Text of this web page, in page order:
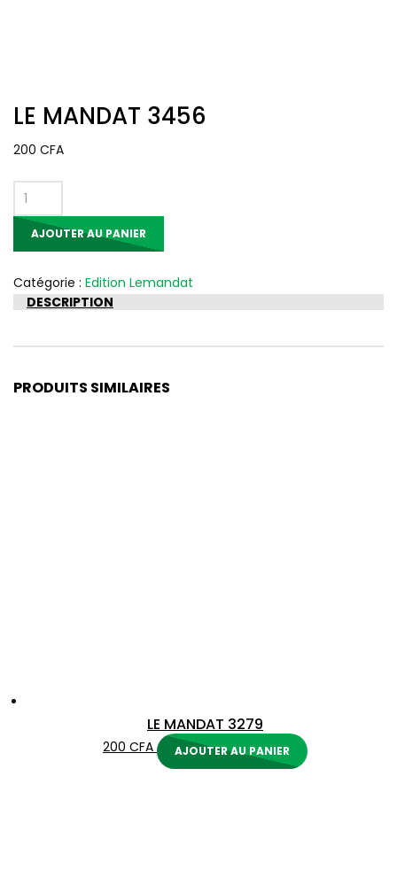
LE MANDAT 3456
200 CFA
quantité
de
3456
AJOUTER AU PANIER
Catégorie : Edition Lemandat
DESCRIPTION
PRODUITS SIMILAIRES
LE MANDAT 3279
200 CFA AJOUTER AU PANIER